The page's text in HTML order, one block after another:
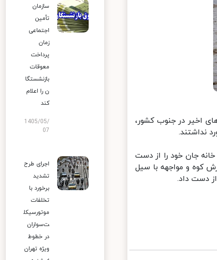
اخیر در جنوب کشور،
به دلیل ریزش سقف خانه جان خود را از دست
کوه و مواجهه با سیل
دست داد.
سازمان
تأمین
اجتماعی
زمان
پرداخت
معوقات
بازنشستگا
ن را اعلام
کند
1405/05/
07
اجرای طرح
تشدید
برخورد با
تخلفات
موتورسیکل
ت‌سواران
در خطوط
ویژه تهران